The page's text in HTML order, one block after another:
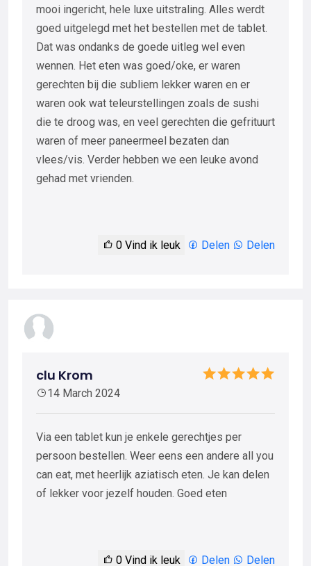
mooi ingericht, hele luxe uitstraling. Alles werdt
goed uitgelegd met het bestellen met de tablet.
Dat was ondanks de goede uitleg wel even
wennen. Het eten was goed/oke, er waren
gerechten bij die subliem lekker waren en er
waren ook wat teleurstellingen zoals de sushi
die te droog was, en veel gerechten die gefrituurt
waren of meer paneermeel bezaten dan
vlees/vis. Verder hebben we een leuke avond
gehad met vrienden.
0 Vind ik leuk Delen Delen
clu Krom
14 March 2024
Via een tablet kun je enkele gerechtjes per
persoon bestellen. Weer eens een andere all you
can eat, met heerlijk aziatisch eten. Je kan delen
of lekker voor jezelf houden. Goed eten
0 Vind ik leuk Delen Delen